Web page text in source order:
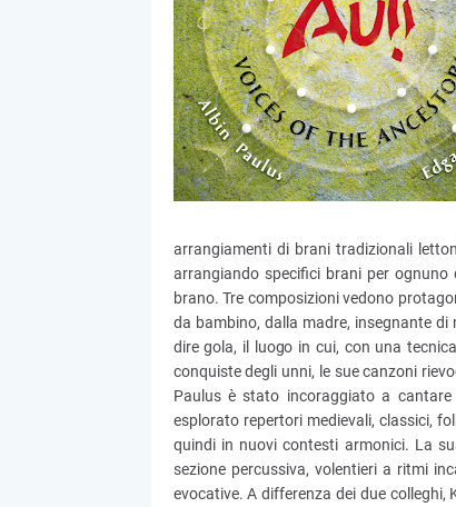
arrangiamenti di brani tradizionali
arrangiando specifici brani per ognuno
brano. Tre composizioni vedono
da bambino, dalla madre, insegnante di
dire gola, il luogo in cui, con una
conquiste degli unni, le sue canzoni
Paulus è stato incoraggiato a
esplorato repertori medievali, classici,
quindi in nuovi contesti armonici. La
sezione percussiva, volentieri a ritmi
evocative. A differenza dei due colleghi,